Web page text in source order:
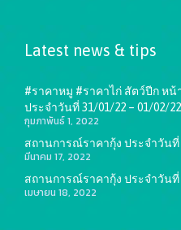
Latest news & tips
#ราคาหมู #ราคาไก่ สัตว์ปีก ห
ประจำวันที่ 31/01/22 – 01/02/22
กุมภาพันธ์ 1, 2022
สถานการณ์ราคากุ้ง ประจำวันที่
มีนาคม 17, 2022
สถานการณ์ราคากุ้ง ประจำวันที่
เมษายน 18, 2022